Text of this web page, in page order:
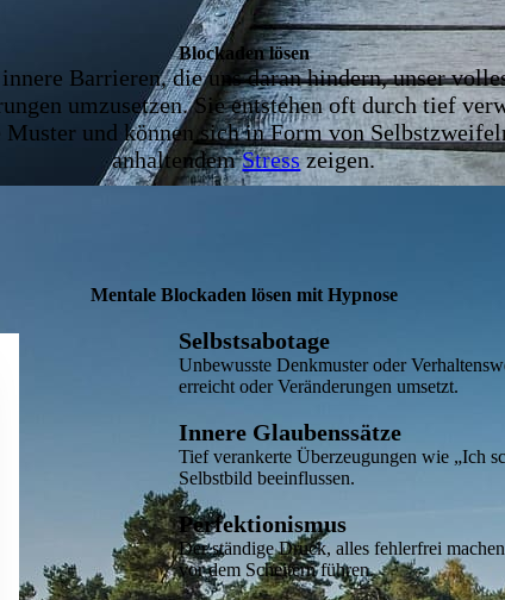
Blockaden lösen
Barrieren, die uns daran hindern, unser
umzusetzen. Sie entstehen oft durch tief
Muster und können sich in Form von
anhaltendemStresszeigen.
Mentale Blockaden lösen mit Hypnose
Selbstsabotage
Unbewusste Denkmuster oder
erreicht oder Veränderungen umsetzt.
Innere Glaubenssätze
Tief verankerte Überzeugungen wie „Ich
Selbstbild beeinflussen.
Perfektionismus
Der ständige Druck, alles fehlerfrei
vor dem Scheitern führen.